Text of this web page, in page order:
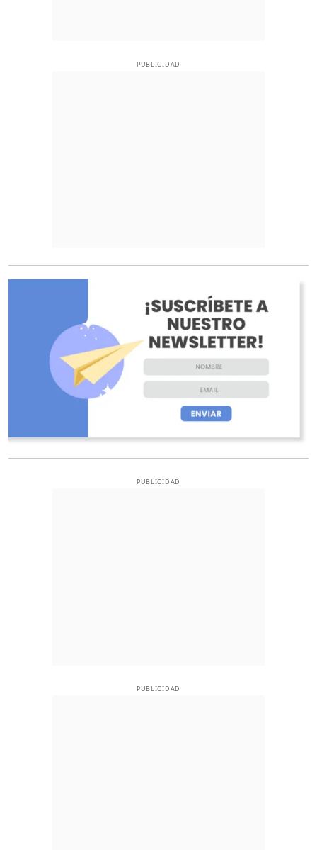
PUBLICIDAD
PUBLICIDAD
PUBLICIDAD